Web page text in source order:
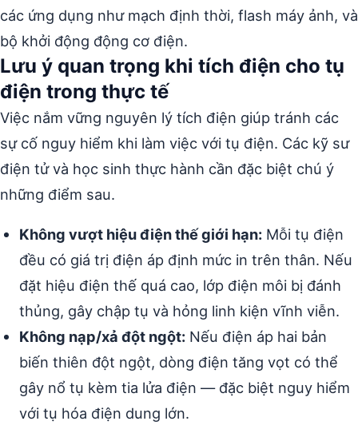
các ứng dụng như mạch định thời, flash máy ảnh, và
bộ khởi động động cơ điện.
Lưu ý quan trọng khi tích điện cho tụ
điện trong thực tế
Việc nắm vững nguyên lý tích điện giúp tránh các
sự cố nguy hiểm khi làm việc với tụ điện. Các kỹ sư
điện tử và học sinh thực hành cần đặc biệt chú ý
những điểm sau.
Không vượt hiệu điện thế giới hạn: Mỗi tụ điện
đều có giá trị điện áp định mức in trên thân. Nếu
đặt hiệu điện thế quá cao, lớp điện môi bị đánh
thủng, gây chập tụ và hỏng linh kiện vĩnh viễn.
Không nạp/xả đột ngột: Nếu điện áp hai bản
biến thiên đột ngột, dòng điện tăng vọt có thể
gây nổ tụ kèm tia lửa điện — đặc biệt nguy hiểm
với tụ hóa điện dung lớn.